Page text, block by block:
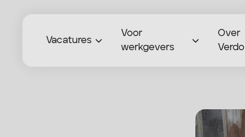
Vacatures
Voor
werkgevers
Over
Verdo